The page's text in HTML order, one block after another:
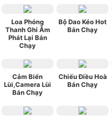
Loa Phóng
Thanh Ghi Âm
Phát Lại Bán
Chạy
Bộ Dao Kéo Hot
Bán Chạy
Cảm Biến
Lùi,Camera Lùi
Bán Chạy
Chiếu Điều Hoà
Bán Chạy